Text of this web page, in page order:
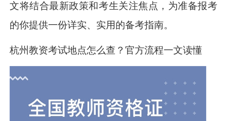
文将结合最新政策和考生关注焦点，为准备报考
的你提供一份详实、实用的备考指南。
杭州教资考试地点怎么查？官方流程一文读懂